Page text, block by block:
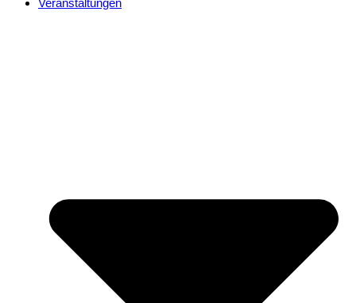
Veranstaltungen